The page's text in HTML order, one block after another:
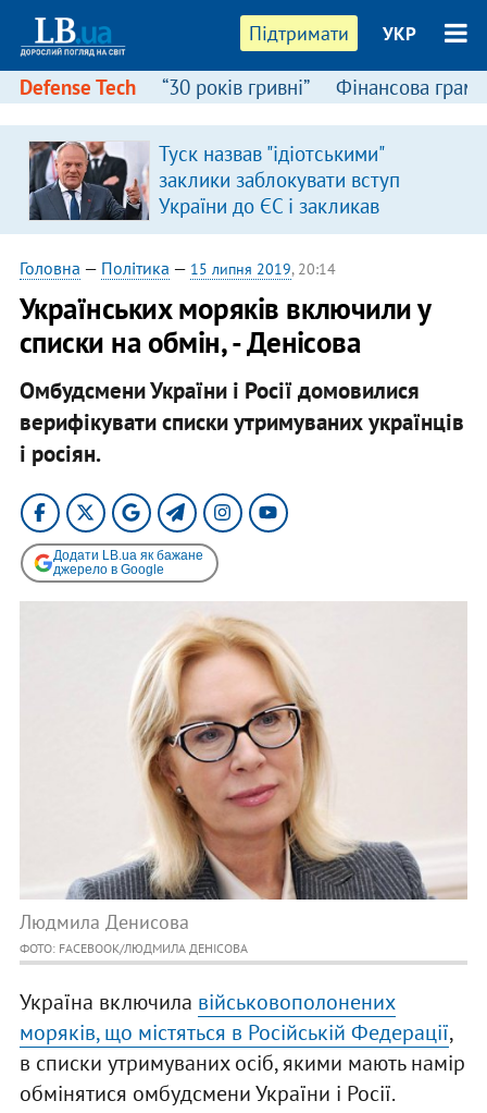
Підтримати УКР
Defense Tech “30 років гривні” Фінансова
Туск назвав "ідіотськими"
заклики заблокувати вступ
України до ЄС і закликав
припинити антиукраїнську
риторику
Головна — Політика — 15 липня 2019, 20:14
Українських моряків включили у
списки на обмін, - Денісова
Омбудсмени України і Росії домовилися
верифікувати списки утримуваних українців
і росіян.
Додати LB.ua як бажане
джерело в Google
Людмила Денисова
ФОТО: FACEBOOK/ЛЮДМИЛА ДЕНІСОВА
Україна включила військовополонених
моряків, що містяться в Російській Федерації,
в списки утримуваних осіб, якими мають намір
обмінятися омбудсмени України і Росії.